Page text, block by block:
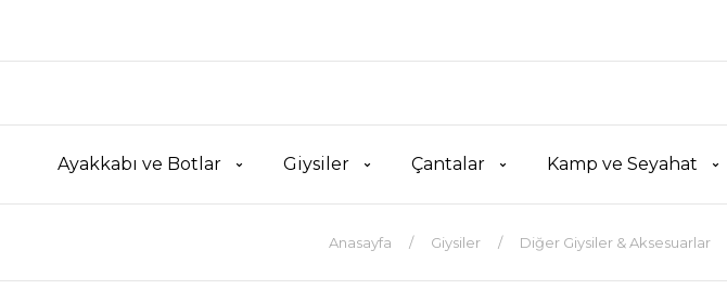
Ayakkabı ve Botlar Giysiler Çantalar Kamp ve Seyahat
Anasayfa Giysiler Diğer Giysiler & Aksesuarlar